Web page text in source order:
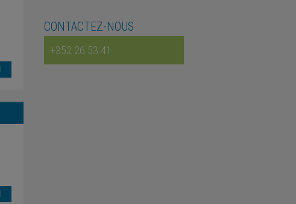
CONTACTEZ-NOUS
+352 26 53 41